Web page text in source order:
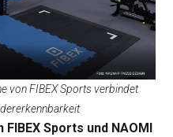
von FIBEX Sports verbindet
Sports und NAOMI